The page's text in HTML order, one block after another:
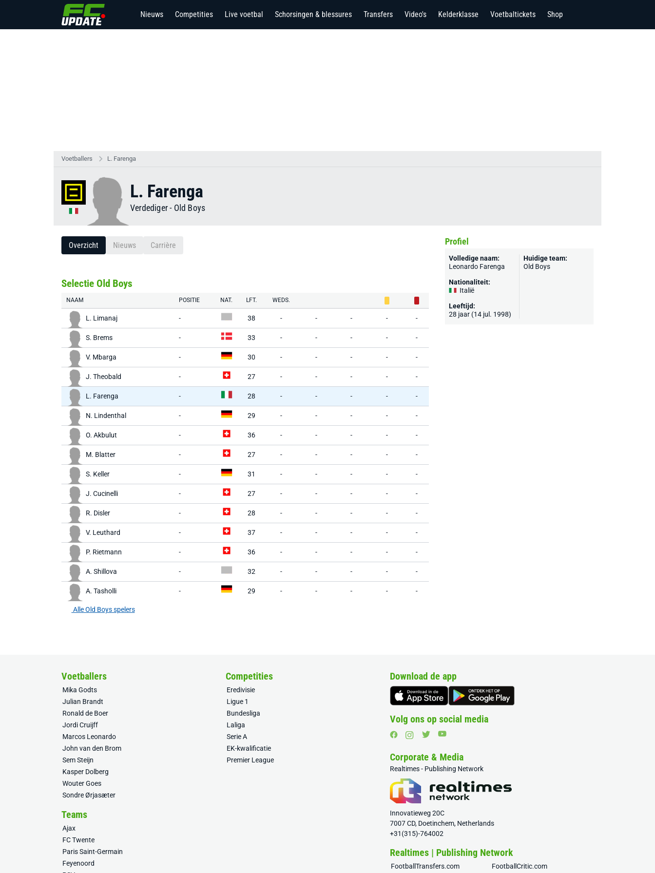
Nieuws Competities Live voetbal Schorsingen & blessures Transfers Video's Kelderklasse Voetbaltickets Shop
Voetballers L. Farenga
L. Farenga
Verdediger- Old Boys
Overzicht Nieuws Carrière
Selectie Old Boys
NAAM POSITIE NAT. LFT. WEDS.
L. Limanaj - 38 - - - - -
S. Brems - 33 - - - - -
V. Mbarga - 30 - - - - -
J. Theobald - 27 - - - - -
L. Farenga - 28 - - - - -
N. Lindenthal - 29 - - - - -
O. Akbulut - 36 - - - - -
M. Blatter - 27 - - - - -
S. Keller - 31 - - - - -
J. Cucinelli - 27 - - - - -
R. Disler - 28 - - - - -
V. Leuthard - 37 - - - - -
P. Rietmann - 36 - - - - -
A. Shillova - 32 - - - - -
A. Tasholli - 29 - - - - -
Alle Old Boys spelers
Profiel
Volledige naam:
Leonardo Farenga
Nationaliteit:
Italië
Leeftijd:
28 jaar (14 jul. 1998)
Huidige team:
Old Boys
Voetballers
Mika Godts
Julian Brandt
Ronald de Boer
Jordi Cruijff
Marcos Leonardo
John van den Brom
Sem Steijn
Kasper Dolberg
Wouter Goes
Sondre Ørjasæter
Competities
Eredivisie
Ligue 1
Bundesliga
Laliga
Serie A
EK-kwalificatie
Premier League
Teams
Ajax
FC Twente
Paris Saint-Germain
Feyenoord
Download de app
Volg ons op social media
Corporate & Media
Realtimes - Publishing Network
Innovatieweg 20C
7007 CD, Doetinchem, Netherlands
+31(315)-764002
Realtimes | Publishing Network
FootballTransfers.com FootballCritic.com